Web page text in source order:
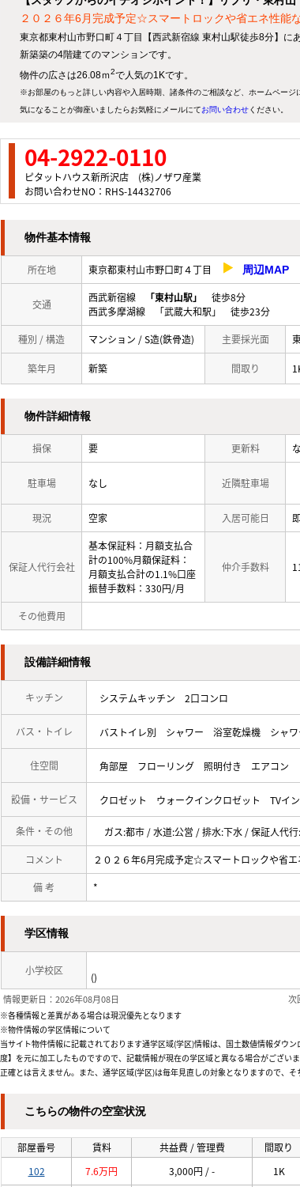
２０２６年6月完成予定☆スマートロックや省エネ性能
東京都東村山市野口町４丁目【西武新宿線 東村山駅徒歩8分】に
新築築の4階建てのマンションです。
物件の広さは26.08ｍ2で人気の1Kです。
※お部屋のもっと詳しい内容や入居時期、諸条件のご相談など、ホームページ
気になることが御座いましたらお気軽にメールにてお問い合わせください。
04-2922-0110
ピタットハウス新所沢店 (株)ノザワ産業
お問い合わせNO：RHS-14432706
物件基本情報
所在地 東京都東村山市野口町４丁目 周辺MAP
交通
西武新宿線 「東村山駅」
徒歩8分
西武多摩湖線 「武蔵大和駅」 徒歩23分
種別 / 構造 マンション / S造(鉄骨造) 主要採光面
築年月 新築 間取り
物件詳細情報
損保 要 更新料
駐車場 なし 近隣駐車場
現況 空家 入居可能日
保証人代行会社
基本保証料：月額支払合
計の100%月額保証料：
月額支払合計の1.1%口座
振替手数料：330円/月
仲介手数料
その他費用
設備詳細情報
キッチン システムキッチン 2口コンロ
バス・トイレ バストイレ別 シャワー 浴室乾燥機 シャ
住空間 角部屋 フローリング 照明付き エアコン
設備・サービス クロゼット ウォークインクロゼット TVイ
条件・その他 ガス:都市 / 水道:公営 / 排水:下水 / 保証人代行
コメント ２０２６年6月完成予定☆スマートロックや省
備 考 *
学区情報
小学校区
()
情報更新日：2026年08月08日 次
※各種情報と差異がある場合は現況優先となります
※物件情報の学区情報について
当サイト物件情報に記載されております通学区域(学区)情報は、国土数値情報ダウ
度】を元に加工したものですので、記載情報が現在の学区域と異なる場合がござ
正確とは言えません。また、通学区域(学区)は毎年見直しの対象となりますので、
こちらの物件の空室状況
部屋番号 賃料 共益費 / 管理費 間取り
102
7.6万円 3,000円 / - 1K